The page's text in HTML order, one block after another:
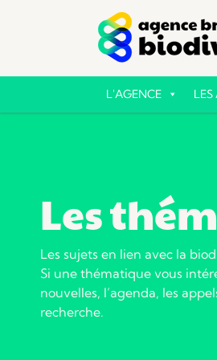
L'AGENCE
Les
Les sujets en lien avec la
Si une thématique vous
nouvelles, l’agenda, les
recherche.